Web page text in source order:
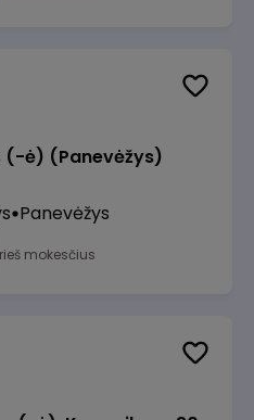
(-ė) (Panevėžys)
Panevėžys
mokesčius